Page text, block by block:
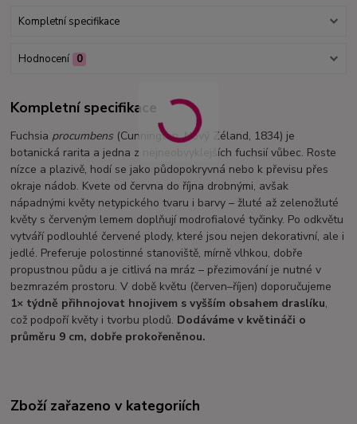
Kompletní specifikace
Hodnocení 0
Kompletní specifikace
Fuchsia procumbens (Cunnington, Nový Zéland, 1834) je
botanická rarita a jedna z nejneobvyklejších fuchsií vůbec. Roste
nízce a plazivě, hodí se jako půdopokryvná nebo k převisu přes
okraje nádob. Kvete od června do října drobnými, avšak
nápadnými květy netypického tvaru i barvy – žluté až zelenožluté
květy s červeným lemem doplňují modrofialové tyčinky. Po odkvětu
vytváří podlouhlé červené plody, které jsou nejen dekorativní, ale i
jedlé. Preferuje polostinné stanoviště, mírně vlhkou, dobře
propustnou půdu a je citlivá na mráz – přezimování je nutné v
bezmrazém prostoru. V době květu (červen–říjen) doporučujeme
1× týdně přihnojovat hnojivem s vyšším obsahem draslíku,
což podpoří květy i tvorbu plodů. Dodáváme v květináči o
průměru 9 cm, dobře prokořeněnou.
Zboží zařazeno v kategoriích